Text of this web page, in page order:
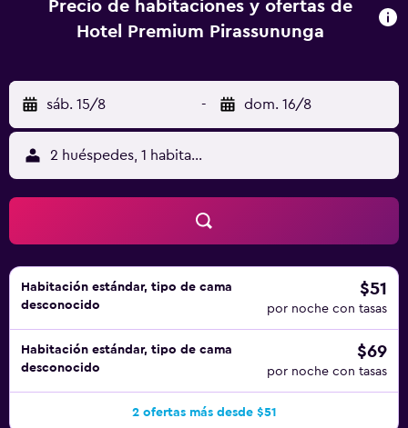
huéspedes pueden navegar por la web gracias a nuestro
para las personas de negocios incluyen escritorio y
teléfono. Se ofrece servicio de limpieza todos los días. Los
servicios de ocio y esparcimiento en este hotel incluyen
gimnasio.
Precio de habitaciones y ofertas de
Hotel Premium Pirassununga
sáb. 15/8 - dom. 16/8
2 huéspedes, 1 habitación
Habitación estándar, tipo de cama
desconocido
$51
por noche con tasas
Habitación estándar, tipo de cama
desconocido
$69
por noche con tasas
2 ofertas más desde $51